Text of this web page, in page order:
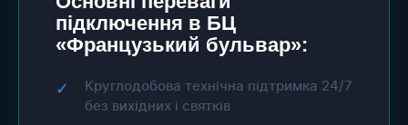
підключення в БЦ
«Французький бульвар»:
✓
Круглодобова технічна підтримка 24/7
без вихідних і святків